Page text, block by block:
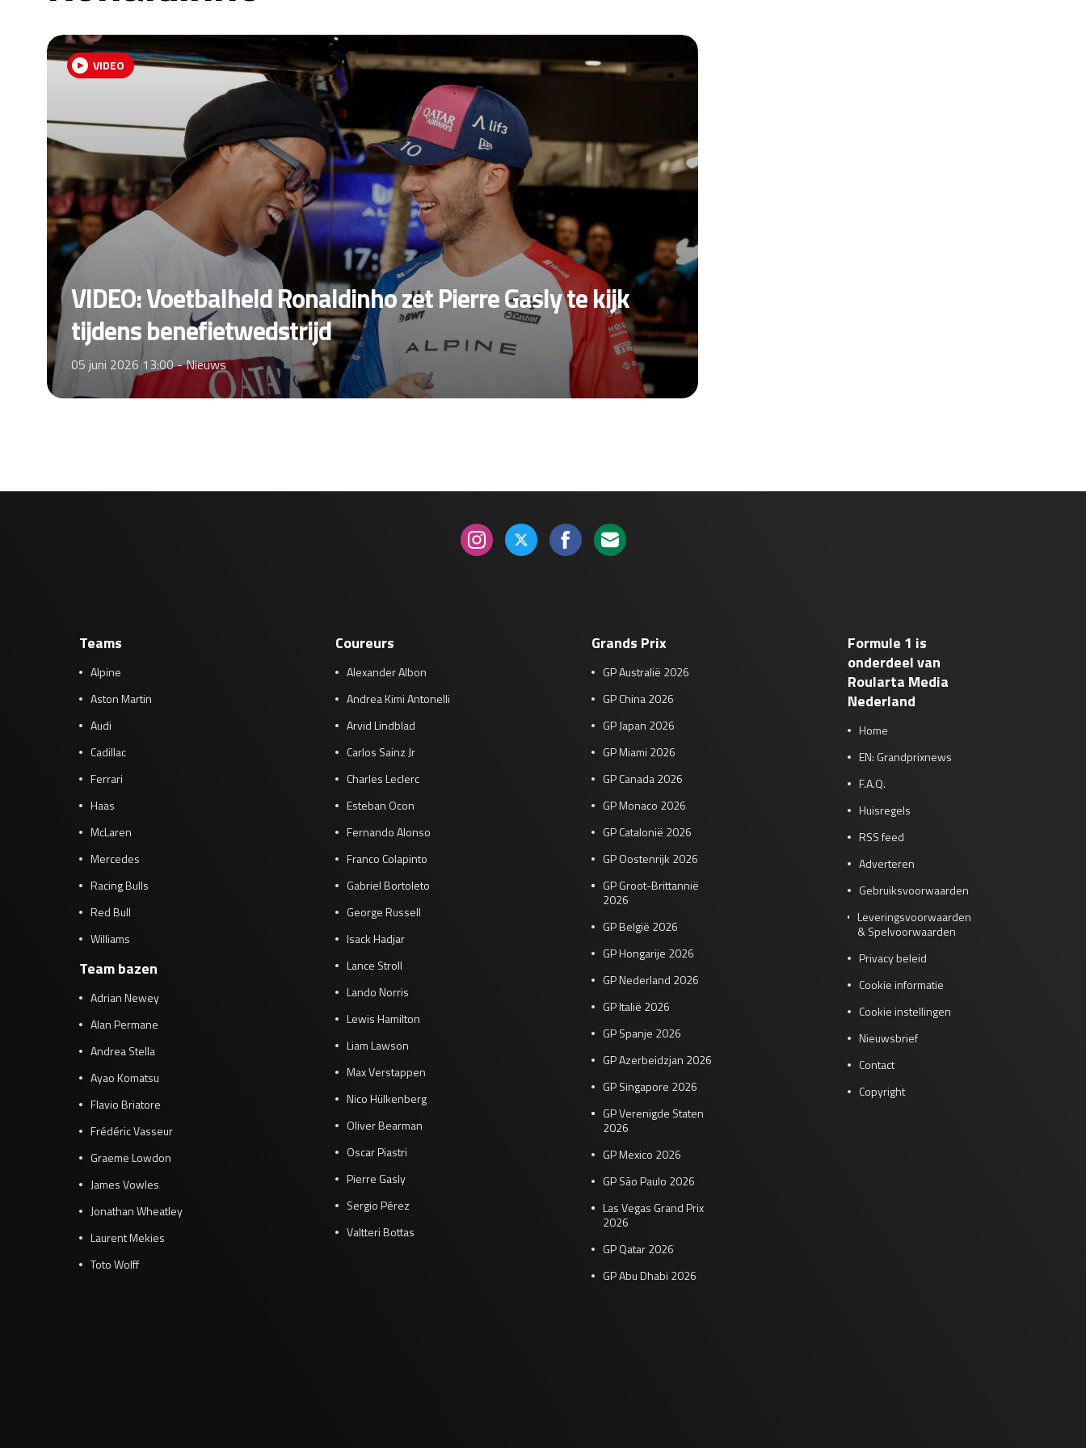
VIDEO
VIDEO: Voetbalheld Ronaldinho zet Pierre Gasly te kijk
tijdens benefietwedstrijd
05 juni 2026 13:00 -Nieuws
Teams
Alpine
Aston Martin
Audi
Cadillac
Ferrari
Haas
McLaren
Mercedes
Racing Bulls
Red Bull
Williams
Team bazen
Adrian Newey
Alan Permane
Andrea Stella
Ayao Komatsu
Flavio Briatore
Frédéric Vasseur
Graeme Lowdon
James Vowles
Jonathan Wheatley
Laurent Mekies
Toto Wolff
Coureurs
Alexander Albon
Andrea Kimi Antonelli
Arvid Lindblad
Carlos Sainz Jr
Charles Leclerc
Esteban Ocon
Fernando Alonso
Franco Colapinto
Gabriel Bortoleto
George Russell
Isack Hadjar
Lance Stroll
Lando Norris
Lewis Hamilton
Liam Lawson
Max Verstappen
Nico Hülkenberg
Oliver Bearman
Oscar Piastri
Pierre Gasly
Sergio Pérez
Valtteri Bottas
Grands Prix
GP Australië 2026
GP China 2026
GP Japan 2026
GP Miami 2026
GP Canada 2026
GP Monaco 2026
GP Catalonië 2026
GP Oostenrijk 2026
GP Groot-Brittannië
2026
GP België 2026
GP Hongarije 2026
GP Nederland 2026
GP Italië 2026
GP Spanje 2026
GP Azerbeidzjan 2026
GP Singapore 2026
GP Verenigde Staten
2026
GP Mexico 2026
GP São Paulo 2026
Las Vegas Grand Prix
2026
GP Qatar 2026
GP Abu Dhabi 2026
Formule 1 is
onderdeel van
Roularta Media
Nederland
Home
EN: Grandprixnews
F.A.Q.
Huisregels
RSS feed
Adverteren
Gebruiksvoorwaarden
Leveringsvoorwaarden
& Spelvoorwaarden
Privacy beleid
Cookie informatie
Cookie instellingen
Nieuwsbrief
Contact
Copyright